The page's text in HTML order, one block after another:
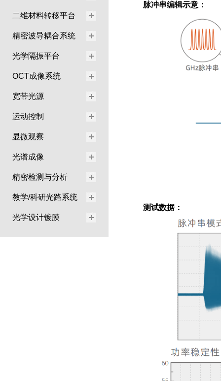
二维材料转移平台
精密波导耦合系统
光学隔振平台
OCT成像系统
宽带光源
运动控制
显微观察
光谱成像
精密检测与分析
教学/科研光路系统
光学设计镀膜
脉冲串编辑示意：
测试数据：